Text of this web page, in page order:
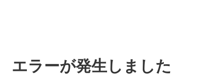
エラーが発生しました